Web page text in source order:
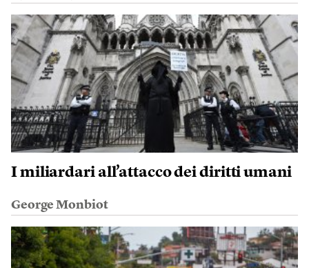
I miliardari all’attacco dei diritti umani
George Monbiot